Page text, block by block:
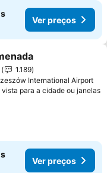
Ver preços
aos favoritos
1.189
International Airport
vista para a cidade ou janelas
Ver preços